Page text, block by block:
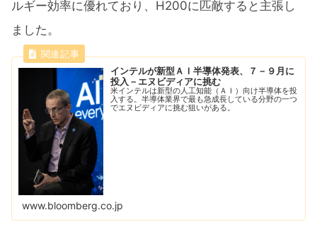
ルギー効率に優れており、H200に匹敵すると主張し
ました。
インテルが新型ＡＩ半導体発表、７－９月に
投入－エヌビディアに挑む
米インテルは新型の人工知能（ＡＩ）向け半導体を投
入する。半導体業界で最も急成長している分野の一つ
でエヌビディアに挑む狙いがある。
www.bloomberg.co.jp